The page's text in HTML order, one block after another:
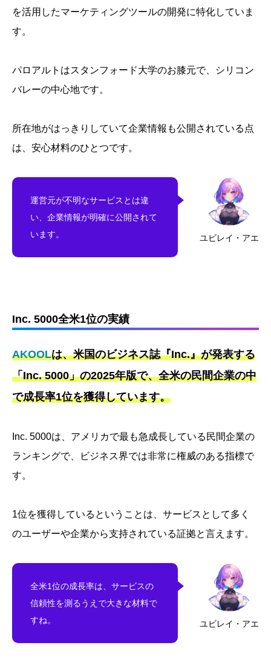
を活用したマーケティングツールの開発に特化していま
す。
パロアルトはスタンフォード大学のお膝元で、シリコン
バレーの中心地です。
所在地がはっきりしていて企業情報も公開されている点
は、安心材料のひとつです。
ユビレイ・アエ
運営元が不明なサービスとは違
い、企業情報が明確に公開されて
います。
Inc. 5000全米1位の実績
AKOOLは、米国のビジネス誌『Inc.』が発表する
「Inc. 5000」の2025年版で、全米の民間企業の中
で成長率1位を獲得しています。
Inc. 5000は、アメリカで最も急成長している民間企業の
ランキングで、ビジネス界では非常に権威のある指標で
す。
1位を獲得しているということは、サービスとして多く
のユーザーや企業から支持されている証拠と言えます。
ユビレイ・アエ
全米1位の成長率は、サービスの
信頼性を測るうえで大きな材料で
すね。